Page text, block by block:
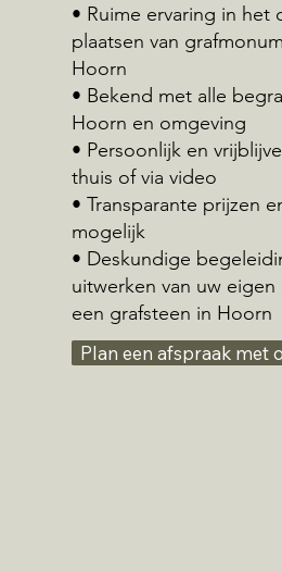
• Ruime ervaring in het
plaatsen van
Hoorn
• Bekend met alle
Hoorn en omgeving
• Persoonlijk en
thuis of via video
• Transparante prijzen
mogelijk
• Deskundige
uitwerken van uw
een grafsteen in Hoorn
Plan een afspraak met